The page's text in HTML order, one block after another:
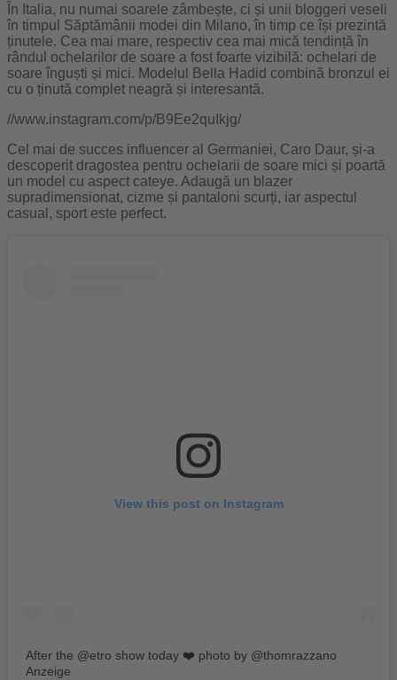
În Italia, nu numai soarele zâmbește, ci și unii bloggeri veseli
în timpul Săptămânii modei din Milano, în timp ce își prezintă
ținutele. Cea mai mare, respectiv cea mai mică tendință în
rândul ochelarilor de soare a fost foarte vizibilă: ochelari de
soare înguști și mici. Modelul Bella Hadid combină bronzul ei
cu o ținută complet neagră și interesantă.
//www.instagram.com/p/B9Ee2quIkjg/
Cel mai de succes influencer al Germaniei, Caro Daur, și-a
descoperit dragostea pentru ochelarii de soare mici și poartă
un model cu aspect cateye. Adaugă un blazer
supradimensionat, cizme și pantaloni scurți, iar aspectul
casual, sport este perfect.
View this post on Instagram
After the @etro show today ❤️ photo by @thomrazzano
Anzeige